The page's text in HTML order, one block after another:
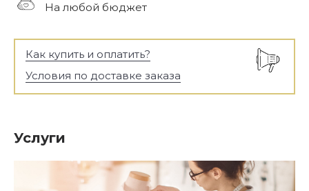
На любой бюджет
Как купить и оплатить?
Условия по доставке заказа
Услуги